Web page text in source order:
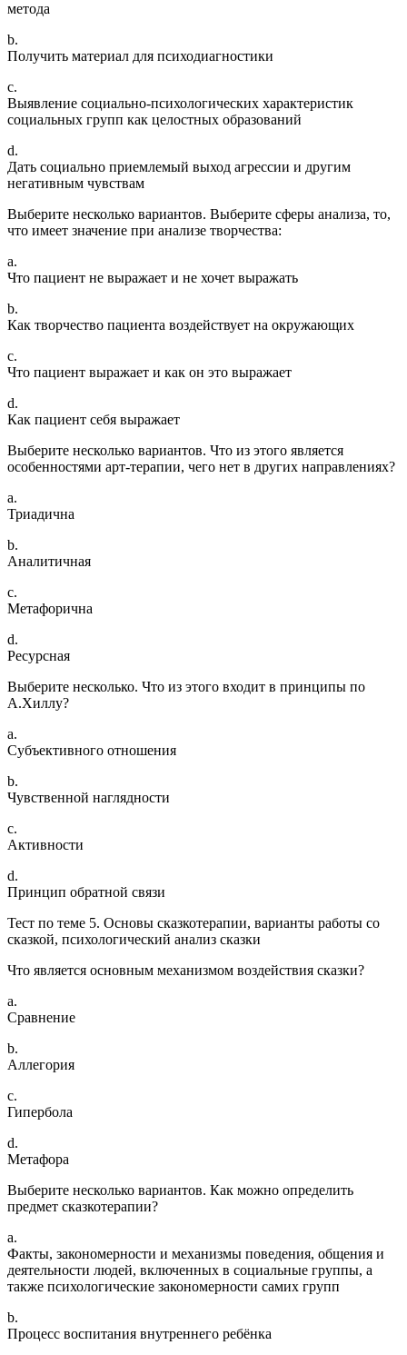
метода
b.
Получить материал для психодиагностики
c.
Выявление социально-психологических характеристик
социальных групп как целостных образований
d.
Дать социально приемлемый выход агрессии и другим
негативным чувствам
Выберите несколько вариантов. Выберите сферы анализа, то,
что имеет значение при анализе творчества:
a.
Что пациент не выражает и не хочет выражать
b.
Как творчество пациента воздействует на окружающих
c.
Что пациент выражает и как он это выражает
d.
Как пациент себя выражает
Выберите несколько вариантов. Что из этого является
особенностями арт-терапии, чего нет в других направлениях?
a.
Триадична
b.
Аналитичная
c.
Метафорична
d.
Ресурсная
Выберите несколько. Что из этого входит в принципы по
А.Хиллу?
a.
Субъективного отношения
b.
Чувственной наглядности
c.
Активности
d.
Принцип обратной связи
Тест по теме 5. Основы сказкотерапии, варианты работы со
сказкой, психологический анализ сказки
Что является основным механизмом воздействия сказки?
a.
Сравнение
b.
Аллегория
c.
Гипербола
d.
Метафора
Выберите несколько вариантов. Как можно определить
предмет сказкотерапии?
a.
Факты, закономерности и механизмы поведения, общения и
деятельности людей, включенных в социальные группы, а
также психологические закономерности самих групп
b.
Процесс воспитания внутреннего ребёнка